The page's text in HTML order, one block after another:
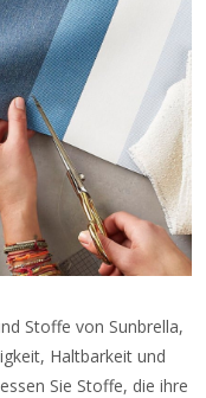
Stoffe von Sunbrella,
Haltbarkeit und
Sie Stoffe, die ihre